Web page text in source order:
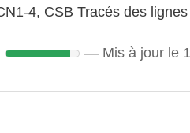
4, CSB Tracés des
Mis à jour le